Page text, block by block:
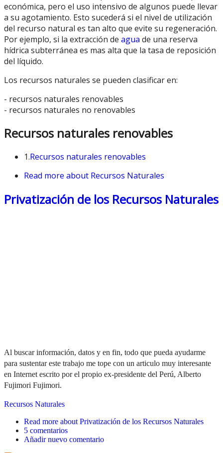
económica, pero el uso intensivo de algunos puede llevar
a su agotamiento. Esto sucederá si el nivel de utilización
del recurso natural es tan alto que evite su regeneración.
Por ejemplo, si la extracción de agua de una reserva
hídrica subterránea es mas alta que la tasa de reposición
del líquido.
Los recursos naturales se pueden clasificar en:
- recursos naturales renovables
- recursos naturales no renovables
Recursos naturales renovables
1.Recursos naturales renovables
Read more about Recursos Naturales
Privatización de los Recursos Naturales
Al buscar información, datos y en fin, todo que pueda ayudarme
para sustentar este trabajo me tope con un articulo muy interesante
en Internet escrito por el propio ex-presidente del Perú, Alberto
Fujimori Fujimori.
Recursos Naturales
Read more about Privatización de los Recursos Naturales
5 comentarios
Añadir nuevo comentario